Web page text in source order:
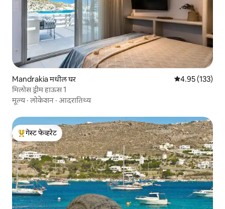
Mandrakia मधील घर 5 पैकी 4.95
4.95 (133)
मिलोस ड्रीम हाऊस 1
मूल्य·लोकेशन · आदरातिथ्य
टॉप गेस्ट फेव्हरेट
गेस्ट फेव्हरेट